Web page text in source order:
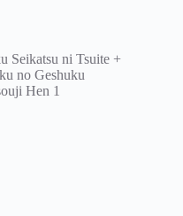
Seikatsu ni Tsuite +
no Geshuku
Hen 1